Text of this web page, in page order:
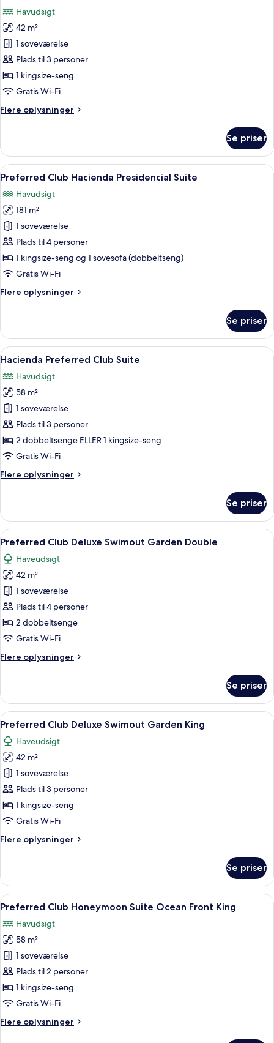
billeder
af
Preferred
Club
Ocean
View
Havudsigt
42 m²
1 soveværelse
Plads til 3 personer
1 kingsize-seng
Gratis Wi-Fi
Flere oplysninger
Flere
Club
Ocean
View
Se priser
Indlæs
alle
billeder
af
Preferred
Club
Hacienda
Presidencial
Et hotelværelse med en stor seng,
5
Preferred Club Hacienda Presidencial Suite
Havudsigt
181 m²
1 soveværelse
Plads til 4 personer
1 kingsize-seng og 1 sovesofa (dobbeltseng)
Gratis Wi-Fi
Flere oplysninger
Flere
Club
Hacienda
Presidencial
Se priser
Indlæs
alle
billeder
af
Hacienda
Preferred
Club
Suite
Et hotelværelse med en stor seng,
4
Hacienda Preferred Club Suite
Havudsigt
58 m²
1 soveværelse
Plads til 3 personer
2 dobbeltsenge ELLER 1 kingsize-seng
Gratis Wi-Fi
Flere oplysninger
Flere
Preferred
Club
Suite
Se priser
Indlæs
alle
billeder
af
Preferred
Club
Deluxe
Swimout
Double
Et hotelværelse med to senge, et
6
Preferred Club Deluxe Swimout Garden Double
Haveudsigt
42 m²
1 soveværelse
Plads til 4 personer
2 dobbeltsenge
Gratis Wi-Fi
Flere oplysninger
Flere
Club
Deluxe
Swimout
Double
Se priser
Indlæs
alle
billeder
af
Preferred
Club
Deluxe
Swimout
King
Et hotelværelse med en stor seng,
6
Preferred Club Deluxe Swimout Garden King
Haveudsigt
42 m²
1 soveværelse
Plads til 3 personer
1 kingsize-seng
Gratis Wi-Fi
Flere oplysninger
Flere
Club
Deluxe
Swimout
King
Se priser
Indlæs
alle
billeder
af
Preferred
Club
Honeymoon
Suite
Front
Et soveværelse med himmelseng,
5
Preferred Club Honeymoon Suite Ocean Front King
Havudsigt
58 m²
1 soveværelse
Plads til 2 personer
1 kingsize-seng
Gratis Wi-Fi
Flere oplysninger
Flere